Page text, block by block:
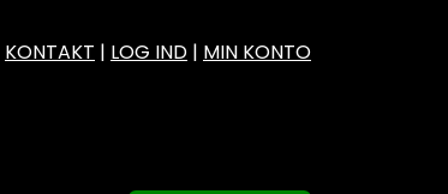
KONTAKT | LOG IND | MIN KONTO